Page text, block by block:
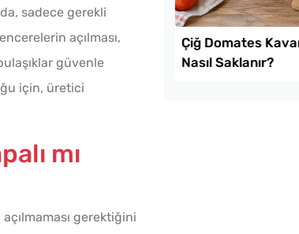
sadece gerekli
açılması,
güvenle
için, üretici
mı
gerektiğini